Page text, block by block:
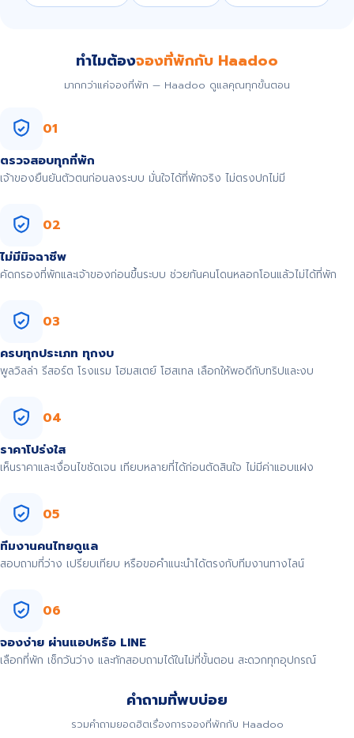
ทำไมต้องจองที่พักกับ Haadoo
มากกว่าแค่จองที่พัก — Haadoo ดูแลคุณทุกขั้นตอน
01
ตรวจสอบทุกที่พัก
เจ้าของยืนยันตัวตนก่อนลงระบบ มั่นใจได้ที่พักจริง ไม่ตรงปกไม่มี
02
ไม่มีมิจฉาชีพ
คัดกรองที่พักและเจ้าของก่อนขึ้นระบบ ช่วยกันคนโดนหลอกโอนแล้วไม่ได้ที่พัก
03
ครบทุกประเภท ทุกงบ
พูลวิลล่า รีสอร์ต โรงแรม โฮมสเตย์ โฮสเทล เลือกให้พอดีกับทริปและงบ
04
ราคาโปร่งใส
เห็นราคาและเงื่อนไขชัดเจน เทียบหลายที่ได้ก่อนตัดสินใจ ไม่มีค่าแอบแฝง
05
ทีมงานคนไทยดูแล
สอบถามที่ว่าง เปรียบเทียบ หรือขอคำแนะนำได้ตรงกับทีมงานทางไลน์
06
จองง่าย ผ่านแอปหรือ LINE
เลือกที่พัก เช็กวันว่าง และทักสอบถามได้ในไม่กี่ขั้นตอน สะดวกทุกอุปกรณ์
คำถามที่พบบ่อย
รวมคำถามยอดฮิตเรื่องการจองที่พักกับ Haadoo